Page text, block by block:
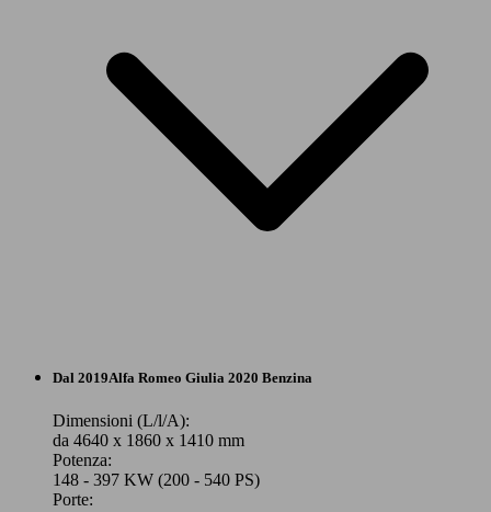
Giulia 2.0 t Sprint Q4 280cv auto
Giulia 2.0 t Ti Q4 280cv auto
Berlina
Benzina
Model Version
Dal 2019Alfa Romeo Giulia 2020 Benzina
Dimensioni (L/l/A):
da 4640 x 1860 x 1410 mm
Potenza:
148 - 397 KW (200 - 540 PS)
Porte: